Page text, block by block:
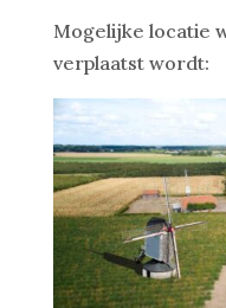
Mogelijke locatie
verplaatst wordt: